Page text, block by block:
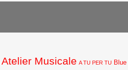
Atelier Musicale A TU PER TU